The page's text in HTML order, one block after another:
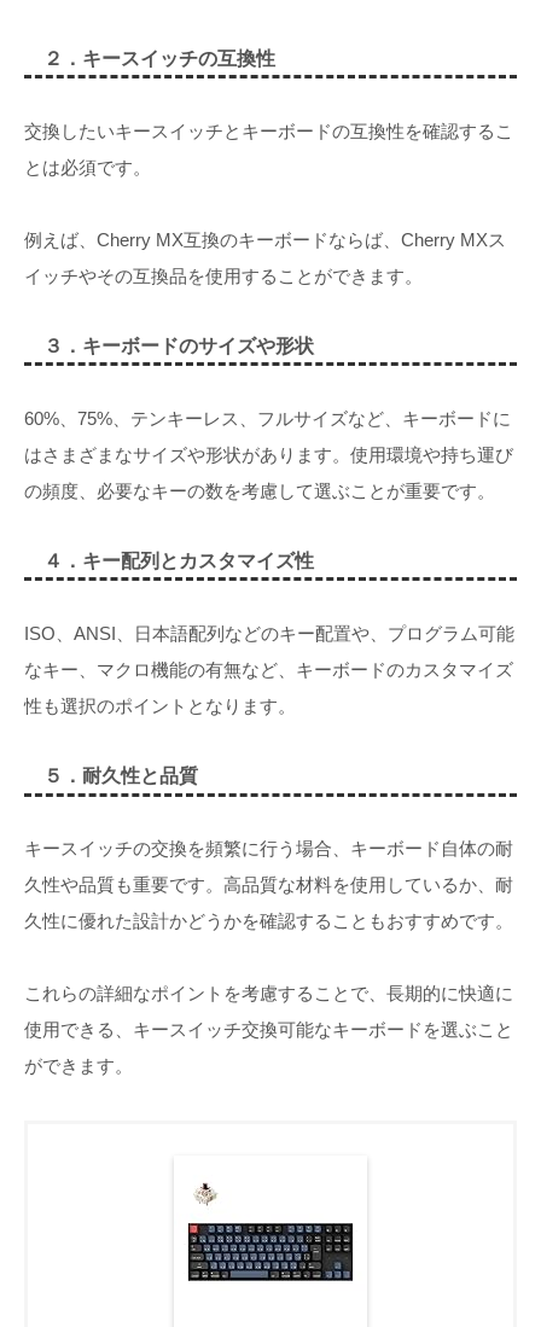
２．キースイッチの互換性
交換したいキースイッチとキーボードの互換性を確認するこ
とは必須です。
例えば、Cherry MX互換のキーボードならば、Cherry MXス
イッチやその互換品を使用することができます。
３．キーボードのサイズや形状
60%、75%、テンキーレス、フルサイズなど、キーボードに
はさまざまなサイズや形状があります。使用環境や持ち運び
の頻度、必要なキーの数を考慮して選ぶことが重要です。
４．キー配列とカスタマイズ性
ISO、ANSI、日本語配列などのキー配置や、プログラム可能
なキー、マクロ機能の有無など、キーボードのカスタマイズ
性も選択のポイントとなります。
５．耐久性と品質
キースイッチの交換を頻繁に行う場合、キーボード自体の耐
久性や品質も重要です。高品質な材料を使用しているか、耐
久性に優れた設計かどうかを確認することもおすすめです。
これらの詳細なポイントを考慮することで、長期的に快適に
使用できる、キースイッチ交換可能なキーボードを選ぶこと
ができます。